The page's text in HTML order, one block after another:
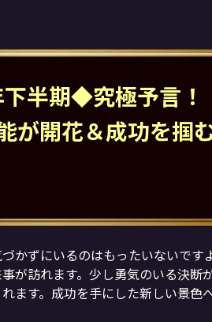
下半期◆究極予言
が開花＆成功を掴
かずにいるのはもったいないです
が訪れます。少し勇気のいる決断
ます。成功を手にした新しい景色